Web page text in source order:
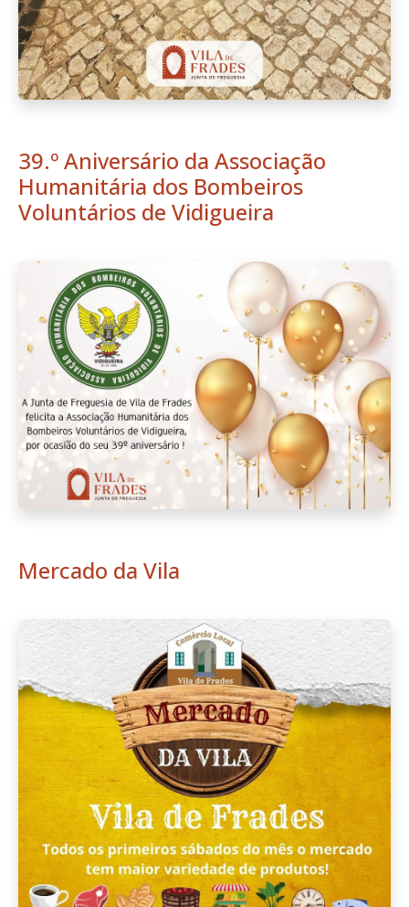
39.º Aniversário da Associação
Humanitária dos Bombeiros
Voluntários de Vidigueira
Mercado da Vila